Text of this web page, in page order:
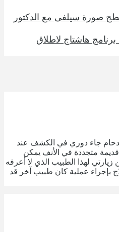
صورة سيلفى مع الدكتور
هاشتاج لاطلاق
جاء دوري في الكشف عند
متجددة في الأنف يمكن
لهذا الطبيب الذي لا أعرفه
بإجراء عملية كان طبيب آخر قد